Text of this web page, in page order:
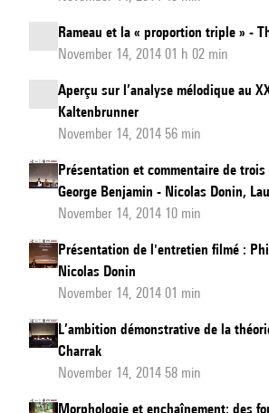
Rameau et la « proportion triple » -
November 14, 2014 01 h 02 min
Aperçu sur l’analyse mélodique au
Kaltenbrunner
November 14, 2014 56 min
Présentation et commentaire de
George Benjamin - Nicolas Donin,
November 14, 2014 10 min
Présentation de l'entretien filmé :
Nicolas Donin
November 14, 2014 01 min
L’ambition démonstrative de la
Charrak
November 14, 2014 58 min
Morphologie et enchaînement: des